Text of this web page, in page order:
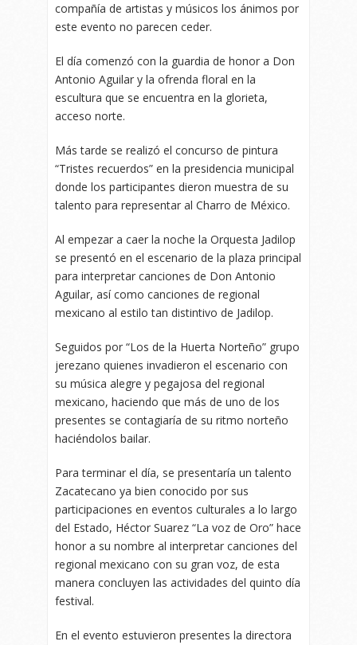
compañía de artistas y músicos los ánimos por
este evento no parecen ceder.
El día comenzó con la guardia de honor a Don
Antonio Aguilar y la ofrenda floral en la
escultura que se encuentra en la glorieta,
acceso norte.
Más tarde se realizó el concurso de pintura
“Tristes recuerdos” en la presidencia municipal
donde los participantes dieron muestra de su
talento para representar al Charro de México.
Al empezar a caer la noche la Orquesta Jadilop
se presentó en el escenario de la plaza principal
para interpretar canciones de Don Antonio
Aguilar, así como canciones de regional
mexicano al estilo tan distintivo de Jadilop.
Seguidos por “Los de la Huerta Norteño” grupo
jerezano quienes invadieron el escenario con
su música alegre y pegajosa del regional
mexicano, haciendo que más de uno de los
presentes se contagiaría de su ritmo norteño
haciéndolos bailar.
Para terminar el día, se presentaría un talento
Zacatecano ya bien conocido por sus
participaciones en eventos culturales a lo largo
del Estado, Héctor Suarez “La voz de Oro” hace
honor a su nombre al interpretar canciones del
regional mexicano con su gran voz, de esta
manera concluyen las actividades del quinto día
festival.
En el evento estuvieron presentes la directora